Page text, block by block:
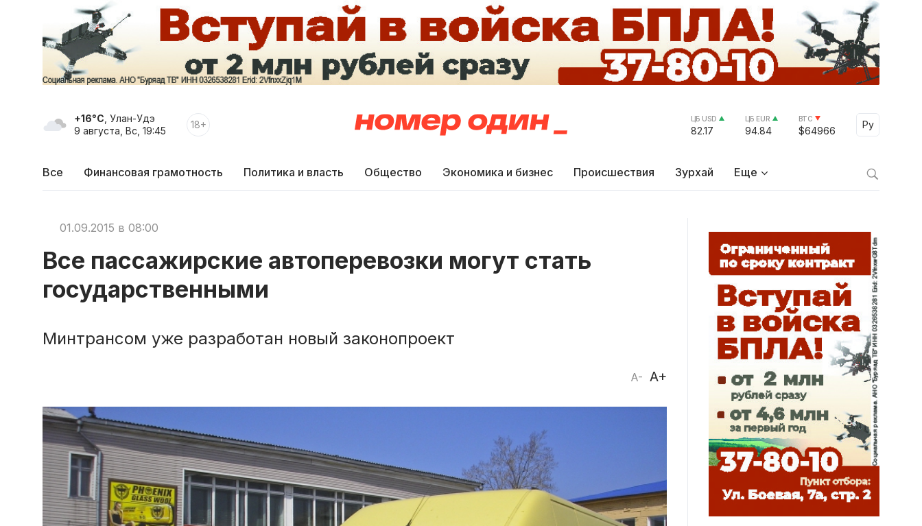
+16°C , Улан-Удэ
9 августа, Вс, 19:45
18+ ЦБ USD
82.17
ЦБ EUR
94.84
BTC
$64966
Ру
Select
Все Финансовая грамотность Политика и власть Общество Экономика и бизнес Происшествия Зурхай Еще
01.09.2015 в 08:00
Все пассажирские автоперевозки могут стать
государственными
Минтрансом уже разработан новый законопроект
A- A+